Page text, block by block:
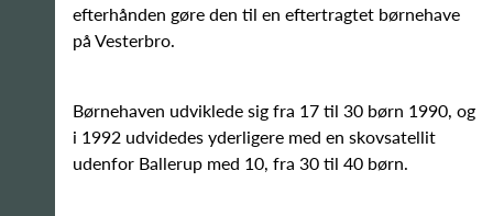
efterhånden gøre den til en eftertragtet børnehave
på Vesterbro.
Børnehaven udviklede sig fra 17 til 30 børn 1990, og
i 1992 udvidedes yderligere med en skovsatellit
udenfor Ballerup med 10, fra 30 til 40 børn.